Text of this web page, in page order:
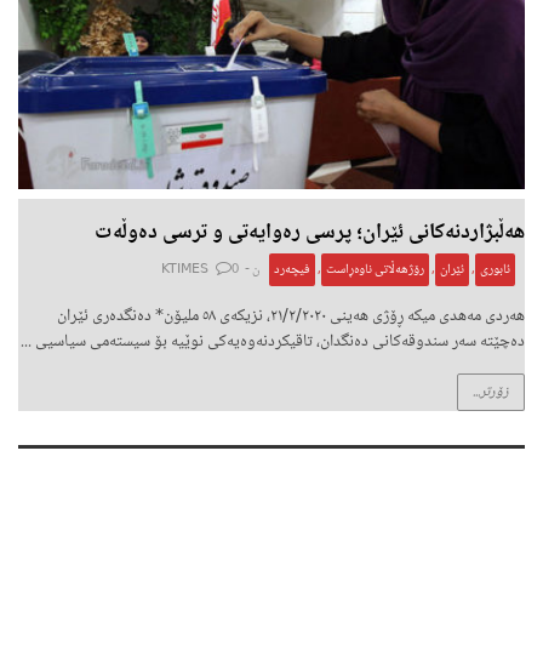
هەڵبژاردنەکانی ئێران؛ پرسی رەوایەتی و ترسی دەوڵەت
ئابوری , ئێران , رۆژهەڵاتی ناوەڕاست , فیچەرد ن - KTIMES 0
هەردی مەهدی میکە ڕۆژی هەینی ٢١/٢/٢٠٢٠، نزیکەی ٥٨ ملیۆن* دەنگدەری ئێران
دەچێتە سەر سندوقەکانی دەنگدان، تاقیکردنەوەیەکی نوێیە بۆ سیستەمی سیاسیی ...
زۆرتر...